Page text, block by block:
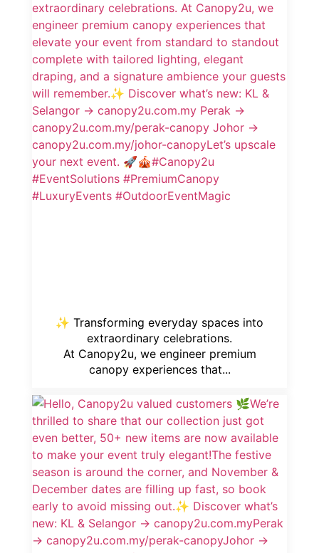
✨ Transforming everyday spaces into
extraordinary celebrations.
At Canopy2u, we engineer premium
canopy experiences that...